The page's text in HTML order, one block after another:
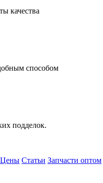
качества
способом
подделок.
Цены Статьи Запчасти оптом